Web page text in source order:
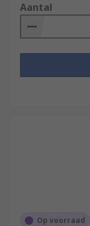
Aantal
Op voorraad